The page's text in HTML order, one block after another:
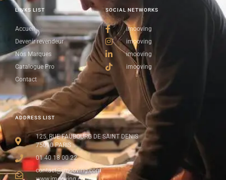
ADDRESS LIST
125, RUE FAUBOURG DE SAINT DENIS
75010 PARIS
01 40 18 00 22
contact@imooving.com
SOCIAL NETWORKS
imooving
imooving
imooving
imooving
LINKS LIST
Accueil
Devenir revendeur
Nos Marques
Catalogue Pro
Contact